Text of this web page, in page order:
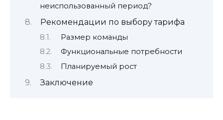
неиспользованный период?
Рекомендации по выбору тарифа
Размер команды
Функциональные потребности
Планируемый рост
Заключение